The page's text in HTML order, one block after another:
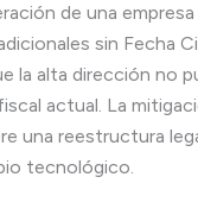
de una
sin Fecha
la alta dirección no
actual. La
una reestructura
tecnológico.